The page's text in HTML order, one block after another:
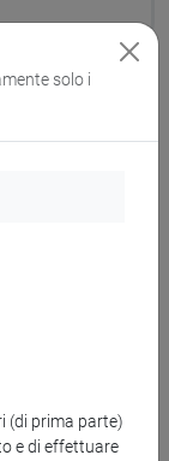
[D]
12
solo i
(di prima parte)
e di effettuare